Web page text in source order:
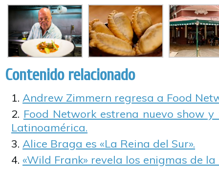
Contenido relacionado
Andrew Zimmern regresa a Food
Food Network estrena nuevo show
Latinoamérica.
Alice Braga es «La Reina del Sur».
«Wild Frank» revela los enigmas de